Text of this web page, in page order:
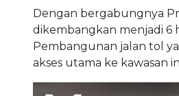
Dengan bergabungnya
dikembangkan menjadi 6
Pembangunan jalan tol
akses utama ke kawasan